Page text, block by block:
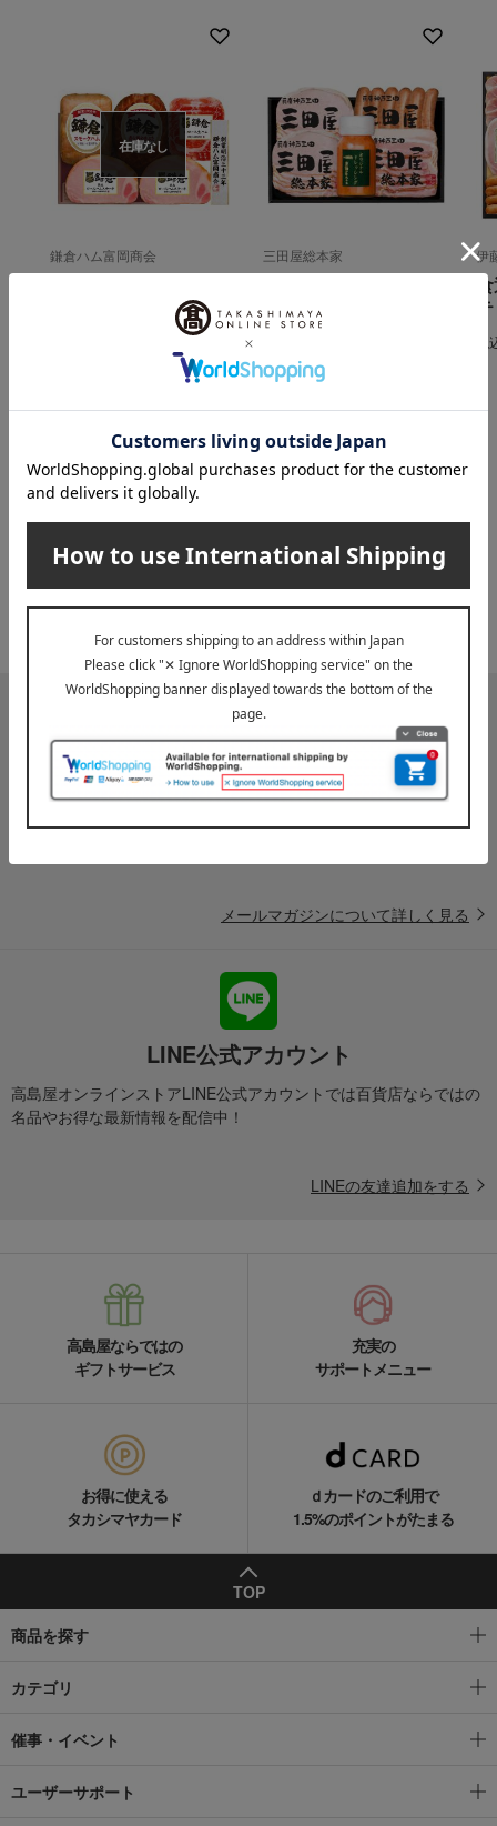
在庫なし
鎌倉ハム富岡商会 三田屋総本家
税込 3,780
伊
税
INFORMATION
大切なお知らせ
2026年07月29日
お届け遅延のお知らせ
ご案内 『お届け先のご住所』ご確認のお願い
メールマガジン
送料無料クーポンやキャンペーン、新着・SALE・おすすめ商品な
ど、「高島屋オンラインストア」のお得＆うれしい情報をお届けい
メールマガジンについて詳しく見る
LINE公式アカウント
高島屋オンラインストアLINE公式アカウントでは百貨店ならではの
名品やお得な最新情報を配信中！
LINEの友達追加をする
高島屋ならではの
ギフトサービス
充実の
サポートメニュー
お得に使える
タカシマヤカード
ｄカードのご利用で
1.5%のポイントがたまる
TOP
商品を探す
カテゴリ
催事・イベント
ユーザーサポート